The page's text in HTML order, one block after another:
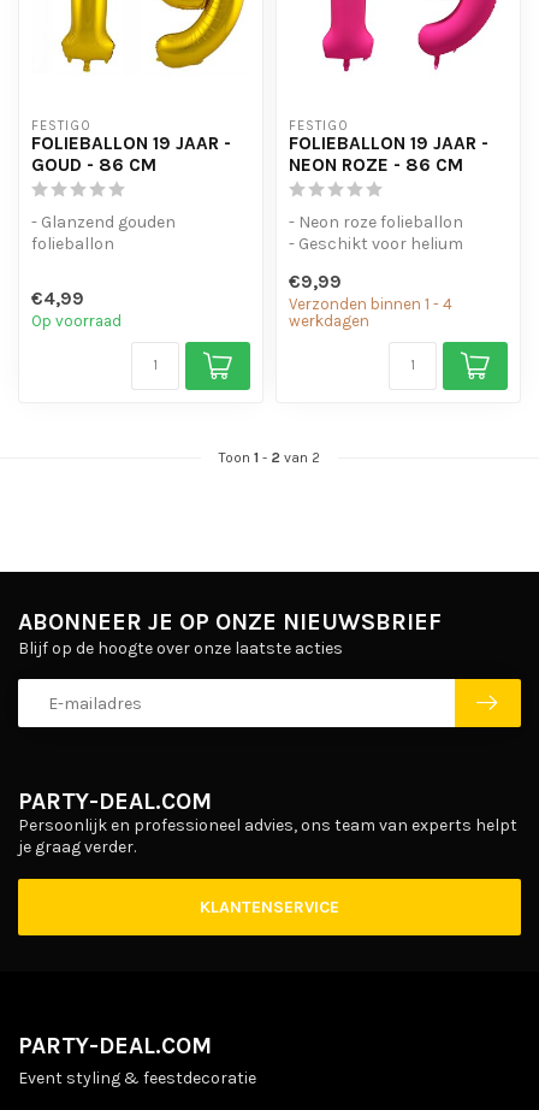
FESTIGO
FOLIEBALLON 19 JAAR -
GOUD - 86 CM
- Glanzend gouden
folieballon
- Met oogjes om ...
€4,99
Op voorraad
FESTIGO
FOLIEBALLON 19 JAAR -
NEON ROZE - 86 CM
- Neon roze folieballon
- Geschikt voor helium
op te...
€9,99
Verzonden binnen 1 - 4
werkdagen
Toon 1 - 2 van 2
PARTY-DEAL.COM
Persoonlijk en professioneel advies, ons team van experts helpt
je graag verder.
KLANTENSERVICE
ABONNEER JE OP ONZE NIEUWSBRIEF
Blijf op de hoogte over onze laatste acties
PARTY-DEAL.COM
Event styling & feestdecoratie